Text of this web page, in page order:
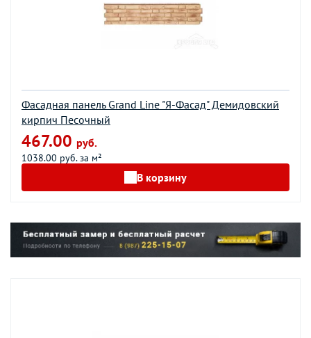
Фасадная панель Grand Line "Я-Фасад" Демидовский
кирпич Песочный
467.00 руб.
1038.00 руб. за м²
В корзину